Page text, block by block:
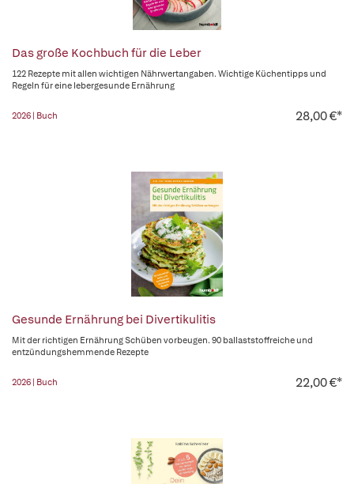
Das große Kochbuch für die Leber
122 Rezepte mit allen wichtigen Nährwertangaben. Wichtige Küchentipps und
Regeln für eine lebergesunde Ernährung
2026 | Buch 28,00 €*
Gesunde Ernährung bei Divertikulitis
Mit der richtigen Ernährung Schüben vorbeugen. 90 ballaststoffreiche und
entzündungshemmende Rezepte
2026 | Buch 22,00 €*